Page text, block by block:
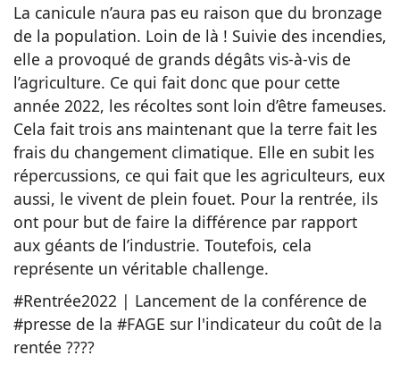
La canicule n’aura pas eu raison que du bronzage
de la population. Loin de là ! Suivie des incendies,
elle a provoqué de grands dégâts vis-à-vis de
l’agriculture. Ce qui fait donc que pour cette
année 2022, les récoltes sont loin d’être fameuses.
Cela fait trois ans maintenant que la terre fait les
frais du changement climatique. Elle en subit les
répercussions, ce qui fait que les agriculteurs, eux
aussi, le vivent de plein fouet. Pour la rentrée, ils
ont pour but de faire la différence par rapport
aux géants de l’industrie. Toutefois, cela
représente un véritable challenge.
#Rentrée2022 | Lancement de la conférence de
#presse de la #FAGE sur l'indicateur du coût de la
rentée ????